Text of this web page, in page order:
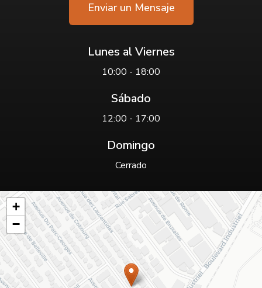
Enviar un Mensaje
Lunes al Viernes
10:00 - 18:00
Sábado
12:00 - 17:00
Domingo
Cerrado
+
−